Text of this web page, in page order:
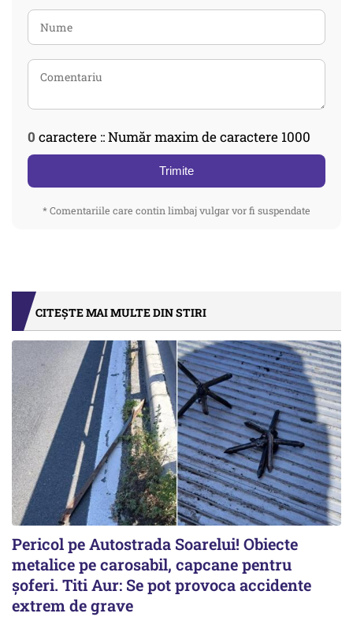
0 caractere :: Număr maxim de caractere 1000
Trimite
* Comentariile care contin limbaj vulgar vor fi suspendate
CITEȘTE MAI MULTE DIN STIRI
Pericol pe Autostrada Soarelui! Obiecte
metalice pe carosabil, capcane pentru
șoferi. Titi Aur: Se pot provoca accidente
extrem de grave